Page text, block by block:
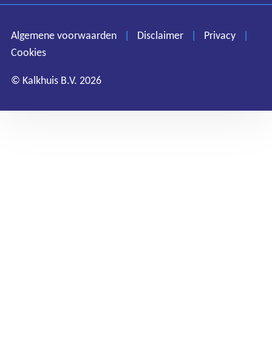
Disclaimer
Privacy
Algemene voorwaarden | Disclaimer | Privacy
|
Cookies
© Kalkhuis B.V. 2026